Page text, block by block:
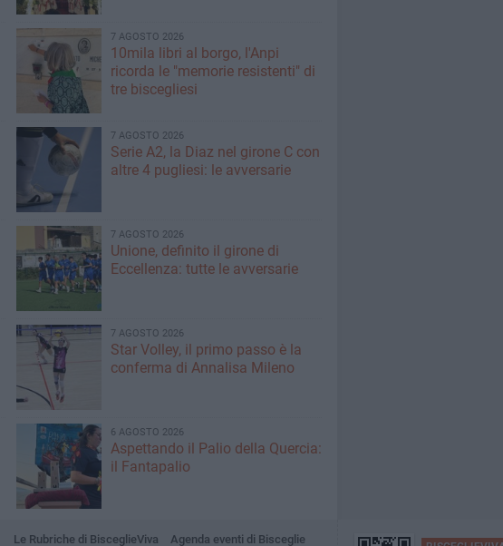
7 AGOSTO 2026
10mila libri al borgo, l'Anpi
ricorda le "memorie resistenti" di
tre biscegliesi
7 AGOSTO 2026
Serie A2, la Diaz nel girone C con
altre 4 pugliesi: le avversarie
7 AGOSTO 2026
Unione, definito il girone di
Eccellenza: tutte le avversarie
7 AGOSTO 2026
Star Volley, il primo passo è la
conferma di Annalisa Mileno
6 AGOSTO 2026
Aspettando il Palio della Quercia:
il Fantapalio
Le Rubriche di BisceglieViva Agenda eventi di Bisceglie